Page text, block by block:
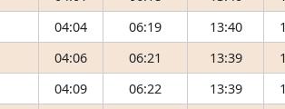
04:04 06:19 13:40
04:06 06:21 13:39
04:09 06:22 13:39